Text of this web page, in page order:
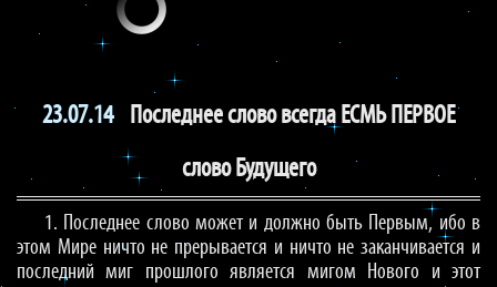
23.07.14
Последнее слово всегда ЕСМЬ ПЕРВОЕ
слово Будущего
1. Последнее слово может и должно быть Первым, ибо в
этом Мире ничто не прерывается и ничто не заканчивается и
последний миг прошлого является мигом Нового и этот